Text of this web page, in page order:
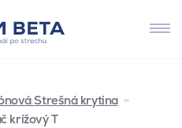
Strešná krytina
krížový T